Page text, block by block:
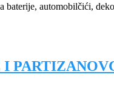
baterije, automobilčići,